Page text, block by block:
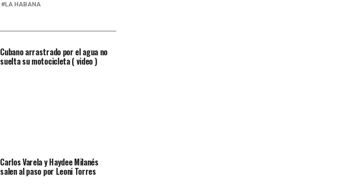
LA HABANA
Cubano arrastrado por el agua no
suelta su motocicleta ( video )
Carlos Varela y Haydee Milanés
salen al paso por Leoni Torres